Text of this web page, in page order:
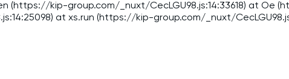
Пневмотранспорт
(https://kip-group.com/_nuxt/CecLGU98.js:14:33618) at Oe
at xs.run (https://kip-group.com/_nuxt/